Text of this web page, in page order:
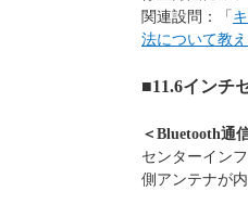
関連設問：「
法について教
■11.6インチ
＜Bluetooth通
センターイン
側アンテナが